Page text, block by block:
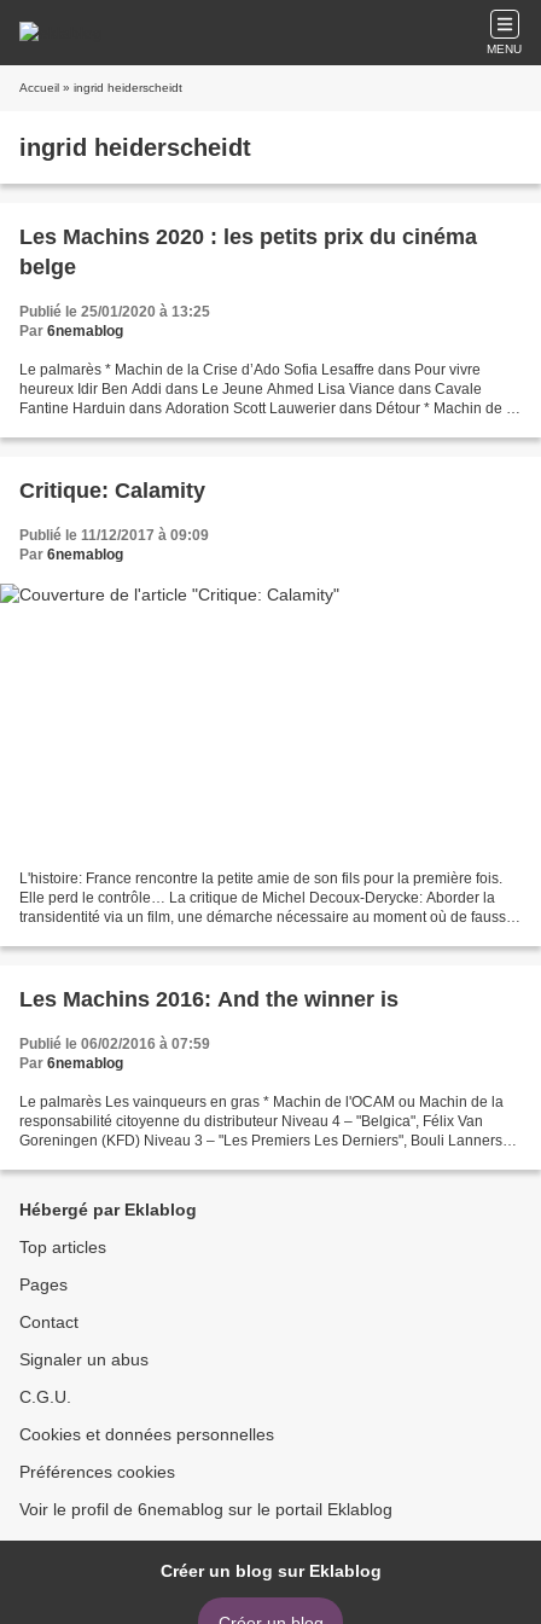
MENU
Accueil » ingrid heiderscheidt
ingrid heiderscheidt
Les Machins 2020 : les petits prix du cinéma
belge
Publié le 25/01/2020 à 13:25
Par 6nemablog
Le palmarès * Machin de la Crise d’Ado Sofia Lesaffre dans Pour vivre
heureux Idir Ben Addi dans Le Jeune Ahmed Lisa Viance dans Cavale
Fantine Harduin dans Adoration Scott Lauwerier dans Détour * Machin de la
Critique: Calamity
Publié le 11/12/2017 à 09:09
Par 6nemablog
L'histoire: France rencontre la petite amie de son fils pour la première fois.
Elle perd le contrôle… La critique de Michel Decoux-Derycke: Aborder la
transidentité via un film, une démarche nécessaire au moment où de fausses
Les Machins 2016: And the winner is
Publié le 06/02/2016 à 07:59
Par 6nemablog
Le palmarès Les vainqueurs en gras * Machin de l'OCAM ou Machin de la
responsabilité citoyenne du distributeur Niveau 4 – "Belgica", Félix Van
Goreningen (KFD) Niveau 3 – "Les Premiers Les Derniers", Bouli Lanners
Hébergé par Eklablog
Top articles
Pages
Contact
Signaler un abus
C.G.U.
Cookies et données personnelles
Préférences cookies
Voir le profil de 6nemablog sur le portail Eklablog
Créer un blog sur Eklablog